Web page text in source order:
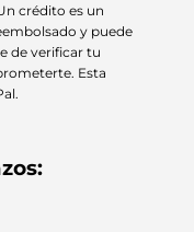
crédito es un
y puede
de verificar tu
Esta